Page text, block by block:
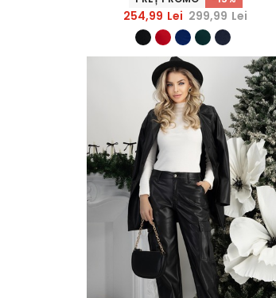
StarShinerS
254,99 Lei 299,99 Lei